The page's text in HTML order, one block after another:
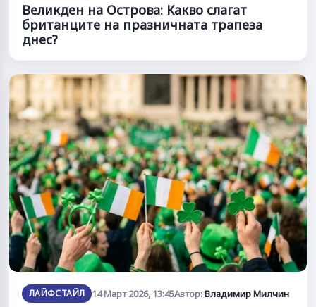
Великден на Острова: Какво слагат
британците на празничната трапеза
днес?
ЛАЙФСТАЙЛ 14 Март 2026, 13:45Автор:Владимир Милчин